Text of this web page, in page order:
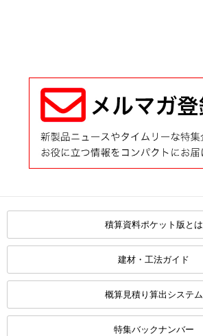
積算資料ポケット版とは
建材・工法ガイド
概算見積り算出システム
特集バックナンバー